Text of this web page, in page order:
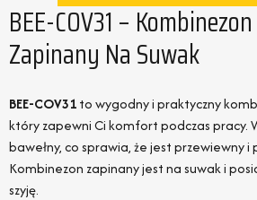
BEE-COV31 –
Zapinany Na Suwak
BEE-COV31to wygodny i praktyczny
który zapewni Ci komfort podczas pracy.
bawełny, co sprawia, że jest przewiewny i
Kombinezon zapinany jest na suwak i
szyję.